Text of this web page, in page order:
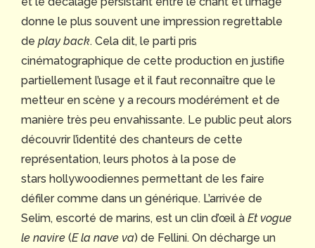
donne le plus souvent une impression regrettable
de play back. Cela dit, le parti pris
cinématographique de cette production en justifie
partiellement l’usage et il faut reconnaître que le
metteur en scène y a recours modérément et de
manière très peu envahissante. Le public peut alors
découvrir l’identité des chanteurs de cette
représentation, leurs photos à la pose de
stars hollywoodiennes permettant de les faire
défiler comme dans un générique. L’arrivée de
Selim, escorté de marins, est un clin d’œil à Et vogue
le navire (E la nave va) de Fellini. On décharge un